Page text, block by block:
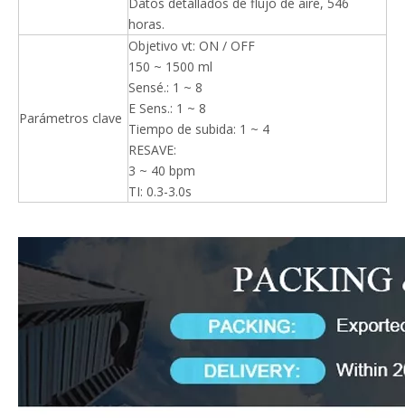
horas.
Parámetros clave
Objetivo vt: ON / OFF
150 ~ 1500 ml
Sensé.: 1 ~ 8
E Sens.: 1 ~ 8
Tiempo de subida: 1 ~ 4
RESAVE:
3 ~ 40 bpm
TI: 0.3-3.0s